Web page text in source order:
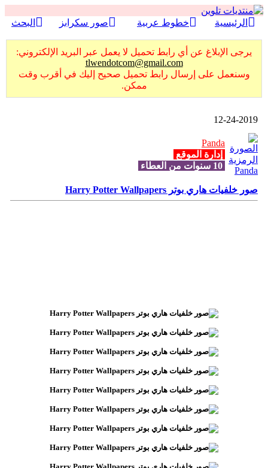
الرئيسية خطوط عربية صور سكرابز البحث
يرجى الإبلاغ عن أي رابط تحميل لا يعمل عبر البريد الإلكتروني:
tlwendotcom@gmail.com
وسنعمل على إرسال رابط تحميل صحيح إليك في أقرب وقت
ممكن.
12-24-2019
Panda
إدارة الموقع
صور خلفيات هاري بوتر Harry Potter Wallpapers